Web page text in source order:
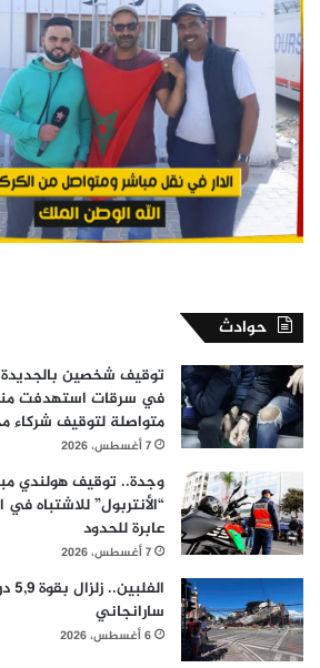
حوادث
توقيف شخصين بالجديدة
في سرقات استهدفت
متواصلة لتوقيف شركاء
7 أغسطس، 2026
وجدة.. توقيف هولندي
“الأنتربول” للاشتباه
عابرة للحدود
7 أغسطس، 2026
سارانجاني
6 أغسطس، 2026